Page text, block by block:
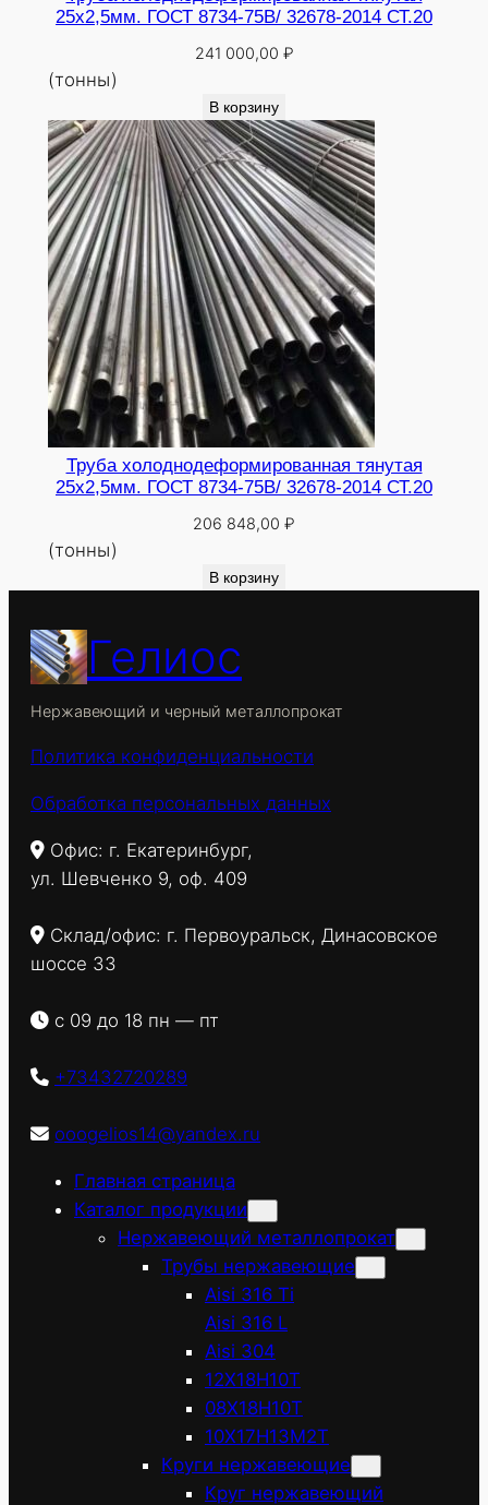
25х2,5мм. ГОСТ 8734-75В/ 32678-2014 СТ.20
241 000,00 ₽
(тонны)
В корзину
Труба холоднодеформированная тянутая
25х2,5мм. ГОСТ 8734-75В/ 32678-2014 СТ.20
206 848,00 ₽
(тонны)
В корзину
Гелиос
Нержавеющий и черный металлопрокат
Политика конфиденциальности
Обработка персональных данных
Офис: г. Екатеринбург,
ул. Шевченко 9, оф. 409
Склад/офис: г. Первоуральск, Динасовское
шоссе 33
с 09 до 18 пн — пт
+73432720289
ooogelios14@yandex.ru
Главная страница
Каталог продукции
Нержавеющий металлопрокат
Трубы нержавеющие
Aisi 316 Ti
Aisi 316 L
Aisi 304
12Х18Н10Т
08Х18Н10Т
10Х17Н13М2Т
Круги нержавеющие
Круг нержавеющий